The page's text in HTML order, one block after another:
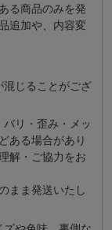
る商品のみを発
追加や、内容変
混じることがござ
リ・歪み・メッ
ある場合があり
解・ご協⼒をお
まま発送いたし